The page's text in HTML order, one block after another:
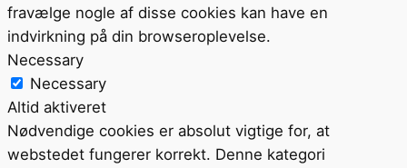
fravælge nogle af disse cookies kan have en
indvirkning på din browseroplevelse.
Necessary
Necessary
Altid aktiveret
Nødvendige cookies er absolut vigtige for, at
webstedet fungerer korrekt. Denne kategori